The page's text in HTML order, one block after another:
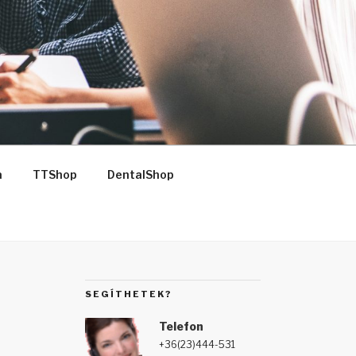
TTShop DentalShop
SEGÍTHETEK?
Telefon
+36(23)444-531